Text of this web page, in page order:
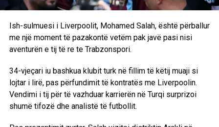
Ish-sulmuesi i Liverpoolit, Mohamed Salah, është përballur
me një moment të pazakontë vetëm pak javë pasi nisi
aventurën e tij të re te Trabzonspori.
34-vjeçari iu bashkua klubit turk në fillim të këtij muaji si
lojtar i lirë, pas përfundimit të kontratës me Liverpoolin.
Vendimi i tij për të vazhduar karrierën në Turqi surprizoi
shumë tifozë dhe analistë të futbollit.